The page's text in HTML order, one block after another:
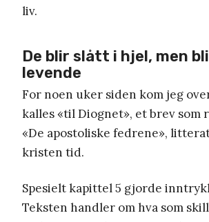
liv.
De blir slått i hjel, men
levende
For noen uker siden kom jeg
kalles «til Diognet», et brev som
«De apostoliske fedrene»,
kristen tid.
Spesielt kapittel 5 gjorde
Teksten handler om hva som